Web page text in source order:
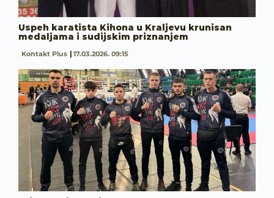
Uspeh karatista Kihona u Kraljevu krunisan
medaljama i sudijskim priznanjem
Kontakt Plus 17.03.2026. 09:15